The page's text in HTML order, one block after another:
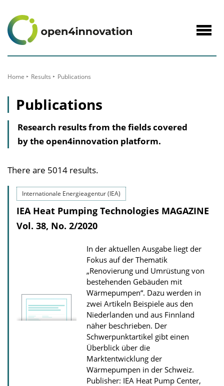
Content
Home Results Publications
Publications
Research results from the fields covered
by the open4innovation platform.
There are 5014 results.
Internationale Energieagentur (IEA)
IEA Heat Pumping Technologies MAGAZINE
Vol. 38, No. 2/2020
In der aktuellen Ausgabe liegt der
Fokus auf der Thematik
„Renovierung und Umrüstung von
bestehenden Gebäuden mit
Wärmepumpen“. Dazu werden in
zwei Artikeln Beispiele aus den
Niederlanden und aus Finnland
näher beschrieben. Der
Schwerpunktartikel gibt einen
Überblick über die
Marktentwicklung der
Wärmepumpen in der Schweiz.
Publisher: IEA Heat Pump Center,